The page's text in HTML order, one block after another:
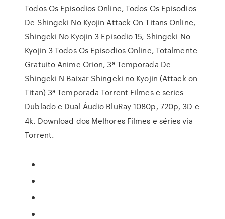
Todos Os Episodios Online, Todos Os Episodios
De Shingeki No Kyojin Attack On Titans Online,
Shingeki No Kyojin 3 Episodio 15, Shingeki No
Kyojin 3 Todos Os Episodios Online, Totalmente
Gratuito Anime Orion, 3ª Temporada De
Shingeki N Baixar Shingeki no Kyojin (Attack on
Titan) 3ª Temporada Torrent Filmes e series
Dublado e Dual Áudio BluRay 1080p, 720p, 3D e
4k. Download dos Melhores Filmes e séries via
Torrent.